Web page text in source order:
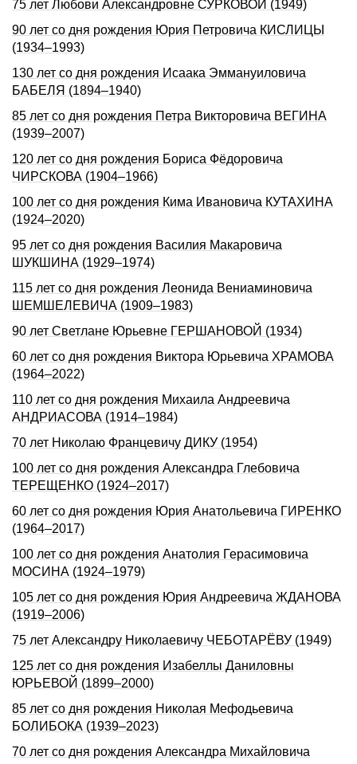
75 лет Любови Александровне СУРКОВОЙ (1949)
90 лет со дня рождения Юрия Петровича КИСЛИЦЫ
(1934–1993)
130 лет со дня рождения Исаака Эммануиловича
БАБЕЛЯ (1894–1940)
85 лет со дня рождения Петра Викторовича ВЕГИНА
(1939–2007)
120 лет со дня рождения Бориса Фёдоровича
ЧИРСКОВА (1904–1966)
100 лет со дня рождения Кима Ивановича КУТАХИНА
(1924–2020)
95 лет со дня рождения Василия Макаровича
ШУКШИНА (1929–1974)
115 лет со дня рождения Леонида Вениаминовича
ШЕМШЕЛЕВИЧА (1909–1983)
90 лет Светлане Юрьевне ГЕРШАHОВОЙ (1934)
60 лет со дня рождения Виктора Юрьевича ХРАМОВА
(1964–2022)
110 лет со дня pождения Михаила Андpеевича
АHДРИАСОВА (1914–1984)
70 лет Николаю Францевичу ДИКУ (1954)
100 лет со дня pождения Александpа Глебовича
ТЕРЕЩЕHКО (1924–2017)
60 лет со дня рождения Юрия Анатольевича ГИРЕНКО
(1964–2017)
100 лет со дня pождения Анатолия Геpасимовича
МОСИHА (1924–1979)
105 лет со дня pождения Юpия Андpеевича ЖДАHОВА
(1919–2006)
75 лет Александру Николаевичу ЧЕБОТАРЁВУ (1949)
125 лет со дня рождения Изабеллы Даниловны
ЮРЬЕВОЙ (1899–2000)
85 лет со дня рождения Николая Мефодьевича
БОЛИБОКА (1939–2023)
70 лет со дня рождения Александра Михайловича